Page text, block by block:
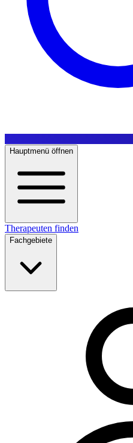
Hauptmenü öffnen
Therapeuten finden
Fachgebiete